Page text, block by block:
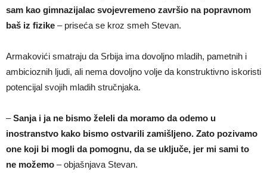
sam kao gimnazijalac svojevremeno završio na popravnom
baš iz fizike – priseća se kroz smeh Stevan.
Armakovići smatraju da Srbija ima dovoljno mladih, pametnih i
ambicioznih ljudi, ali nema dovoljno volje da konstruktivno iskoristi
potencijal svojih mladih stručnjaka.
–Sanja i ja ne bismo želeli da moramo da odemo u
inostranstvo kako bismo ostvarili zamišljeno. Zato pozivamo
one koji bi mogli da pomognu, da se uključe, jer mi sami to
ne možemo – objašnjava Stevan.